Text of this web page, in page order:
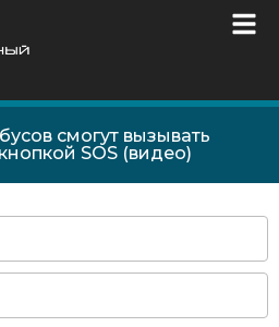
смогут вызывать
SOS (видео)